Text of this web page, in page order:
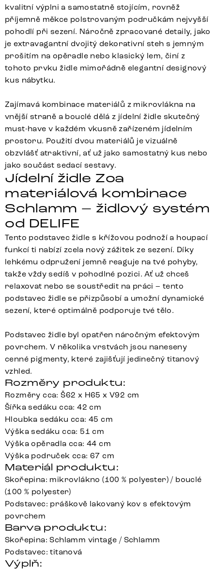
kvalitní výplni a samostatně stojícím, rovněž
příjemně měkce polstrovaným područkám nejvyšší
pohodlí při sezení. Náročně zpracované detaily, jako
je extravagantní dvojitý dekorativní steh s jemným
prošitím na opěradle nebo klasický lem, činí z
tohoto prvku židle mimořádně elegantní designový
kus nábytku.
Zajímavá kombinace materiálů z mikrovlákna na
vnější straně a bouclé dělá z jídelní židle skutečný
must-have v každém vkusně zařízeném jídelním
prostoru. Použití dvou materiálů je vizuálně
obzvlášť atraktivní, ať už jako samostatný kus nebo
jako součást sedací sestavy.
Jídelní židle Zoa
materiálová kombinace
Schlamm – židlový systém
od DELIFE
Tento podstavec židle s křížovou podnoží a houpací
funkcí ti nabízí zcela nový zážitek ze sezení. Díky
lehkému odpružení jemně reaguje na tvé pohyby,
takže vždy sedíš v pohodlné pozici. Ať už chceš
relaxovat nebo se soustředit na práci – tento
podstavec židle se přizpůsobí a umožní dynamické
sezení, které optimálně podporuje tvé tělo.
Podstavec židle byl opatřen náročným efektovým
povrchem. V několika vrstvách jsou naneseny
cenné pigmenty, které zajišťují jedinečný titanový
vzhled.
Rozměry produktu:
Rozměry cca: Š62 x H65 x V92 cm
Šířka sedáku cca: 42 cm
Hloubka sedáku cca: 45 cm
Výška sedáku cca: 51 cm
Výška opěradla cca: 44 cm
Výška područek cca: 67 cm
Materiál produktu:
Skořepina: mikrovlákno (100 % polyester) / bouclé
(100 % polyester)
Podstavec: práškově lakovaný kov s efektovým
povrchem
Barva produktu:
Skořepina: Schlamm vintage / Schlamm
Podstavec: titanová
Výplň: